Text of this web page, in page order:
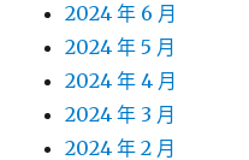
2024 年 6 月
2024 年 5 月
2024 年 4 月
2024 年 3 月
2024 年 2 月